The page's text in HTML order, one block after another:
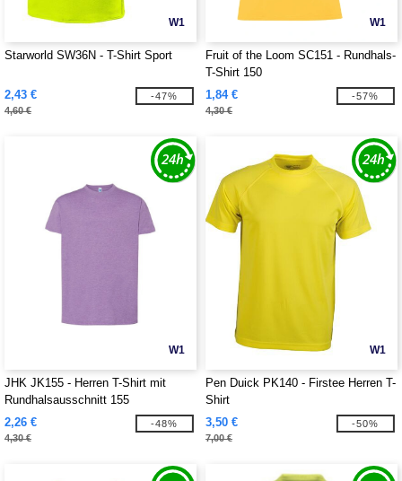
W1
Starworld SW36N - T-Shirt Sport
2,43 €
4,60 €
-47%
W1
Fruit of the Loom SC151 - Rundhals-
T-Shirt 150
1,84 €
4,30 €
-57%
W1
JHK JK155 - Herren T-Shirt mit
Rundhalsausschnitt 155
2,26 €
4,30 €
-48%
W1
Pen Duick PK140 - Firstee Herren T-
Shirt
3,50 €
7,00 €
-50%